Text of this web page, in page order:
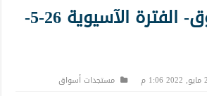
محركات السوق- الفترة الآسيوية 26-5-
م مستجدات أسواق